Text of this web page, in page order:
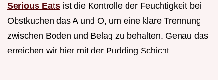
Serious Eats ist die Kontrolle der Feuchtigkeit bei
Obstkuchen das A und O, um eine klare Trennung
zwischen Boden und Belag zu behalten. Genau das
erreichen wir hier mit der Pudding Schicht.